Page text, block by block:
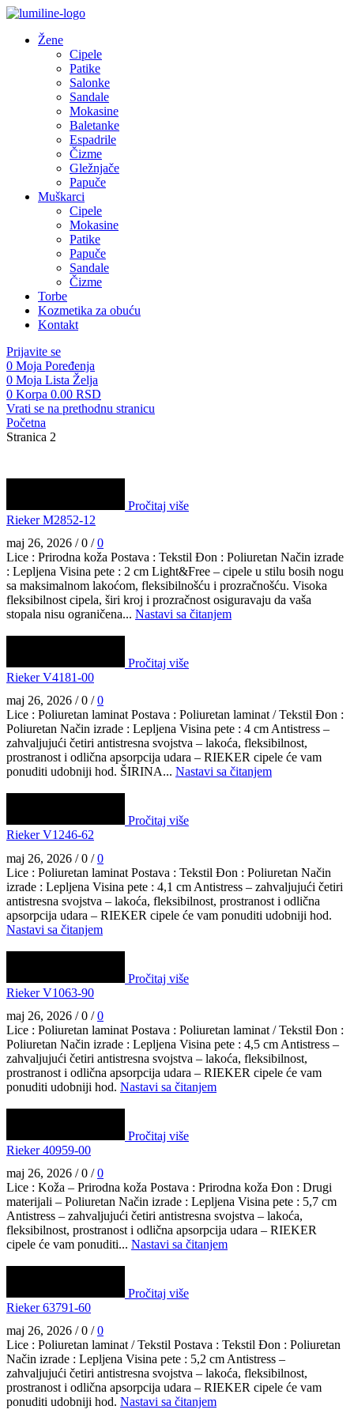
Žene
Cipele
Patike
Salonke
Sandale
Mokasine
Baletanke
Espadrile
Čizme
Gležnjače
Papuče
Muškarci
Cipele
Mokasine
Patike
Papuče
Sandale
Čizme
Torbe
Kozmetika za obuću
Kontakt
Prijavite se
0 Moja Poređenja
0 Moja Lista Želja
0 Korpa 0.00 RSD
Vrati se na prethodnu stranicu
Početna
Stranica 2
Pročitaj više
Rieker M2852-12
maj 26, 2026 / 0 / 0
Lice : Prirodna koža Postava : Tekstil Đon : Poliuretan Način izrade
: Lepljena Visina pete : 2 cm Light&Free – cipele u stilu bosih nogu
sa maksimalnom lakoćom, fleksibilnošću i prozračnošću. Visoka
fleksibilnost cipela, širi kroj i prozračnost osiguravaju da vaša
stopala nisu ograničena... Nastavi sa čitanjem
Pročitaj više
Rieker V4181-00
maj 26, 2026 / 0 / 0
Lice : Poliuretan laminat Postava : Poliuretan laminat / Tekstil Đon :
Poliuretan Način izrade : Lepljena Visina pete : 4 cm Antistress –
zahvaljujući četiri antistresna svojstva – lakoća, fleksibilnost,
prostranost i odlična apsorpcija udara – RIEKER cipele će vam
ponuditi udobniji hod. ŠIRINA... Nastavi sa čitanjem
Pročitaj više
Rieker V1246-62
maj 26, 2026 / 0 / 0
Lice : Poliuretan laminat Postava : Tekstil Đon : Poliuretan Način
izrade : Lepljena Visina pete : 4,1 cm Antistress – zahvaljujući četiri
antistresna svojstva – lakoća, fleksibilnost, prostranost i odlična
apsorpcija udara – RIEKER cipele će vam ponuditi udobniji hod.
Nastavi sa čitanjem
Pročitaj više
Rieker V1063-90
maj 26, 2026 / 0 / 0
Lice : Poliuretan laminat Postava : Poliuretan laminat / Tekstil Đon :
Poliuretan Način izrade : Lepljena Visina pete : 4,5 cm Antistress –
zahvaljujući četiri antistresna svojstva – lakoća, fleksibilnost,
prostranost i odlična apsorpcija udara – RIEKER cipele će vam
ponuditi udobniji hod. Nastavi sa čitanjem
Pročitaj više
Rieker 40959-00
maj 26, 2026 / 0 / 0
Lice : Koža – Prirodna koža Postava : Prirodna koža Đon : Drugi
materijali – Poliuretan Način izrade : Lepljena Visina pete : 5,7 cm
Antistress – zahvaljujući četiri antistresna svojstva – lakoća,
fleksibilnost, prostranost i odlična apsorpcija udara – RIEKER
cipele će vam ponuditi... Nastavi sa čitanjem
Pročitaj više
Rieker 63791-60
maj 26, 2026 / 0 / 0
Lice : Poliuretan laminat / Tekstil Postava : Tekstil Đon : Poliuretan
Način izrade : Lepljena Visina pete : 5,2 cm Antistress –
zahvaljujući četiri antistresna svojstva – lakoća, fleksibilnost,
prostranost i odlična apsorpcija udara – RIEKER cipele će vam
ponuditi udobniji hod. Nastavi sa čitanjem